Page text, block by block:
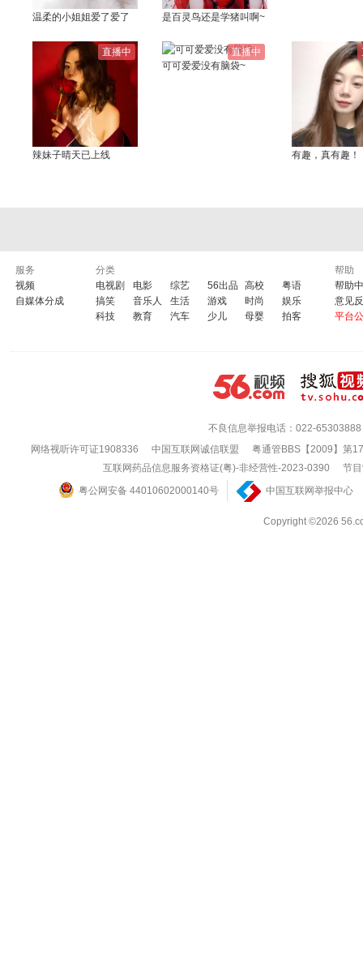
温柔的小姐姐爱了爱了 是百灵鸟还是学猪叫啊~
直播中
辣妹子晴天已上线
直播中
可可爱爱没有脑袋~
有趣，真有趣！
服务
视频
自媒体分成
分类
电视剧
电影 综艺 56出品 高校
粤语
搞笑
音乐人 生活 游戏 时尚
娱乐
科技
教育 汽车 少儿 母婴 拍客
帮助
帮助
意见
平台
不良信息举报电话：022-65303888
网络视听许可证1908336
中国互联网诚信联盟
粤通管BBS【2009】第
互联网药品信息服务资格证(粤)-非经营性-2023-0390
节
粤公网安备 44010602000140号
中国互联网举报中心
Copyright ©2026